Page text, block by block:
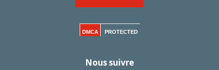
DMCA PROTECTED
Nous suivre